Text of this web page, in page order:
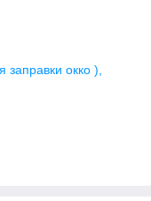
заправки окко ),